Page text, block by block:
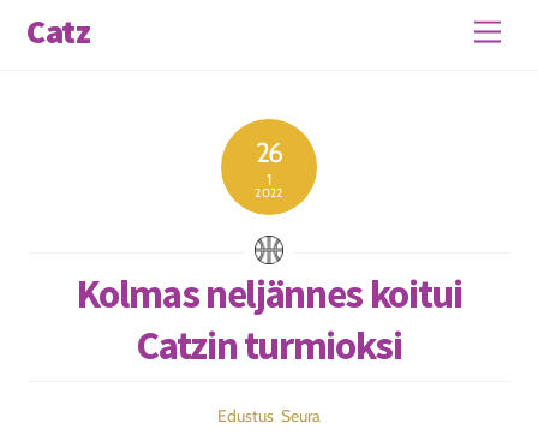
Menu
Catz
26
1
2022
Kolmas neljännes koitui
Catzin turmioksi
Edustus Seura